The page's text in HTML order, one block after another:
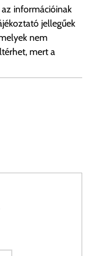
az információinak
jellegűek
nem
mert a